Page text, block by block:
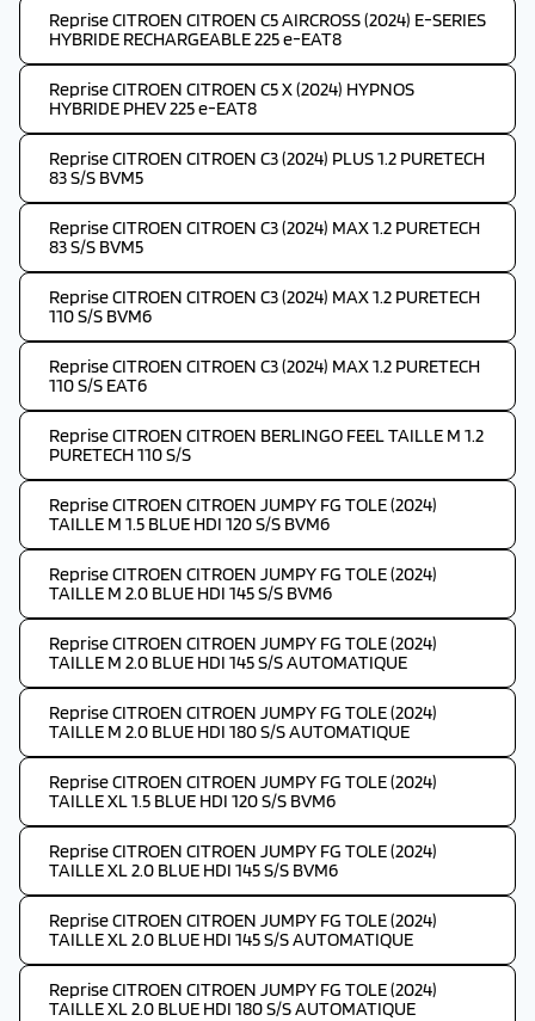
Reprise CITROEN CITROEN C5 AIRCROSS (2024) E-SERIES
HYBRIDE RECHARGEABLE 225 e-EAT8
Reprise CITROEN CITROEN C5 X (2024) HYPNOS
HYBRIDE PHEV 225 e-EAT8
Reprise CITROEN CITROEN C3 (2024) PLUS 1.2 PURETECH
83 S/S BVM5
Reprise CITROEN CITROEN C3 (2024) MAX 1.2 PURETECH
83 S/S BVM5
Reprise CITROEN CITROEN C3 (2024) MAX 1.2 PURETECH
110 S/S BVM6
Reprise CITROEN CITROEN C3 (2024) MAX 1.2 PURETECH
110 S/S EAT6
Reprise CITROEN CITROEN BERLINGO FEEL TAILLE M 1.2
PURETECH 110 S/S
Reprise CITROEN CITROEN JUMPY FG TOLE (2024)
TAILLE M 1.5 BLUE HDI 120 S/S BVM6
Reprise CITROEN CITROEN JUMPY FG TOLE (2024)
TAILLE M 2.0 BLUE HDI 145 S/S BVM6
Reprise CITROEN CITROEN JUMPY FG TOLE (2024)
TAILLE M 2.0 BLUE HDI 145 S/S AUTOMATIQUE
Reprise CITROEN CITROEN JUMPY FG TOLE (2024)
TAILLE M 2.0 BLUE HDI 180 S/S AUTOMATIQUE
Reprise CITROEN CITROEN JUMPY FG TOLE (2024)
TAILLE XL 1.5 BLUE HDI 120 S/S BVM6
Reprise CITROEN CITROEN JUMPY FG TOLE (2024)
TAILLE XL 2.0 BLUE HDI 145 S/S BVM6
Reprise CITROEN CITROEN JUMPY FG TOLE (2024)
TAILLE XL 2.0 BLUE HDI 145 S/S AUTOMATIQUE
Reprise CITROEN CITROEN JUMPY FG TOLE (2024)
TAILLE XL 2.0 BLUE HDI 180 S/S AUTOMATIQUE